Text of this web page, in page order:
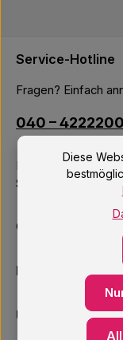
Service-Hotline
Fragen? Einfach
040 – 4222200
Mo–Fr: 10:00 –
Sa: 09:00 – 14:00
Oder über unser
Informationen
Unsere Services
Diese